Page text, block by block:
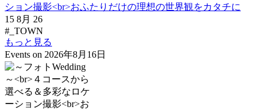
ション撮影<br>おふたりだけの理想の世界観をカタチに
15 8月 26
#_TOWN
もっと見る
Events on 2026年8月16日